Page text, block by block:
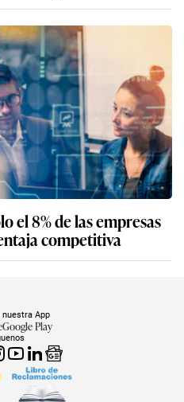
el 8% de las empresas
competitiva
nuestra App
Google Play